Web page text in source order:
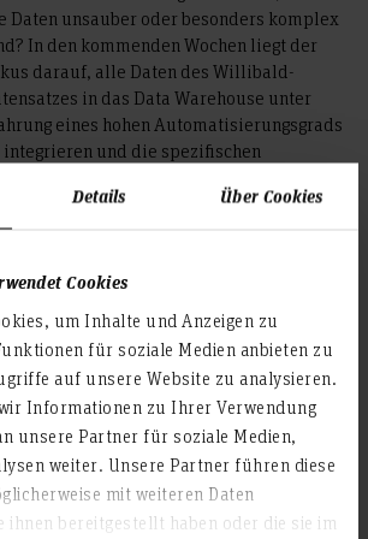
Details Über Cookies
Cookies
um Inhalte und Anzeigen zu
für soziale Medien anbieten zu
auf unsere Website zu analysieren.
Informationen zu Ihrer Verwendung
unsere Partner für soziale Medien,
weiter. Unsere Partner führen diese
mit weiteren Daten
ihnen bereitgestellt haben oder die sie im
Daten unsauber oder besonders komplex
In den kommenden Wochen liegt der
darauf, alle Daten des Willibald-
in das Data Warehouse unter
eines hohen Automatisierungsgrads
integrieren und die spezifischen
Group hierbei zu
Teilen
Ausblick
regelbasierter Algorithmen und den